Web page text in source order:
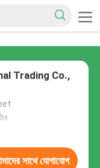
Trading Co.,
সাথে যোগাযোগ